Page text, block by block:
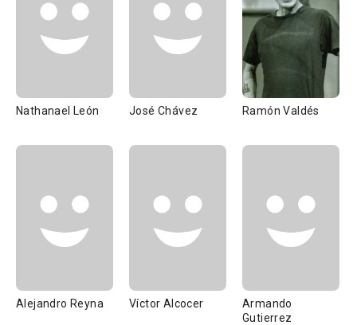
Nathanael León José Chávez Ramón Valdés
Alejandro Reyna Víctor Alcocer
Armando
Gutierrez